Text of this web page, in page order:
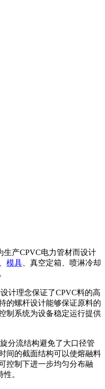
生产CPVC电力管材而设计
模具 、真空定箱、喷淋冷却
计理念保证了CPVC料的高
的螺杆设计能够保证原料的
制系统为设备稳定运行提供
分流结构避免了大口径管
间的截面结构可以使熔融料
控制下进一步均匀分布融
。